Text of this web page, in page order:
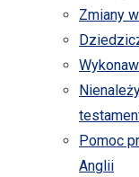
Zmiany
Pomoc
Anglii